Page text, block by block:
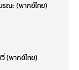
รณะ (พากย์ไทย)
วี่ (พากย์ไทย)